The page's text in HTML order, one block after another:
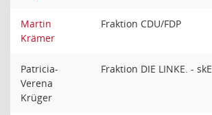
Martin
Krämer
Fraktion CDU/FDP
Patricia-
Verena
Krüger
Fraktion DIE LINKE. - skE